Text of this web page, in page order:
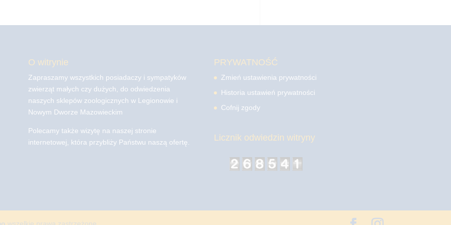
O witrynie
Zapraszamy wszystkich posiadaczy i sympatyków
zwierząt małych czy dużych, do odwiedzenia
naszych sklepów zoologicznych w Legionowie i
Nowym Dworze Mazowieckim
Polecamy także wizytę na naszej stronie
internetowej, która przybliży Państwu naszą ofertę.
PRYWATNOŚĆ
Zmień ustawienia prywatności
Historia ustawień prywatności
Cofnij zgody
Licznik odwiedzin witryny